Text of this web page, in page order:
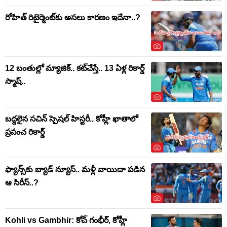
రోహిత్ రిటైర్మెంట్‌కు అసలు కారణం ఇదేనా..?
12 బంతుల్లో మ్యాజిక్.. కట్‌చేస్తే.. 13 ఏళ్ల రికార్డ్
స్మాష్..
బద్దలైన సచిన్ స్పెషల్ హిస్టరీ.. కోహ్లీ ఖాతాలో
ప్రపంచ రికార్డ్
ఫ్యాన్స్‌కు బ్యాడ్ న్యూస్.. మళ్లీ వాయిదా పడిన
ఆ సిరీస్..?
Kohli vs Gambhir: కోచ్ గంభీర్, కోహ్లీ